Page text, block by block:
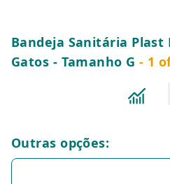
Bandeja Sanitária Plast
Gatos - Tamanho G - 1
Outras opções: